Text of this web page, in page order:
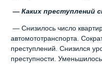
— Каких преступлений
— Снизилось число
автомототранспорта.
преступлений. Снизился
преступности.